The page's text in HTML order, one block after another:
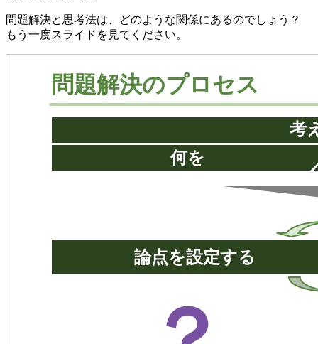
問題解決と思考法は、どのような関係にあるのでしょう？
もう一度スライドを見てください。